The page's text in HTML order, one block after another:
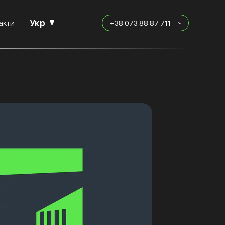
Укр +38 073 88 87 711